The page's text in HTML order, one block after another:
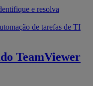
e resolva
de tarefas de TI
TeamViewer